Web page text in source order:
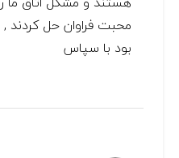
محبت فراوان حل کردند ,
بود با سپاس